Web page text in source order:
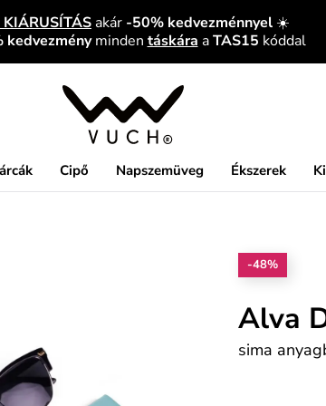
KIÁRUSÍTÁSakár -50% kedvezménnyel ☀️
kedvezményminden táskára aTAS15 kóddal
Cipő Napszemüveg Ékszerek
-48%
Alva
sima